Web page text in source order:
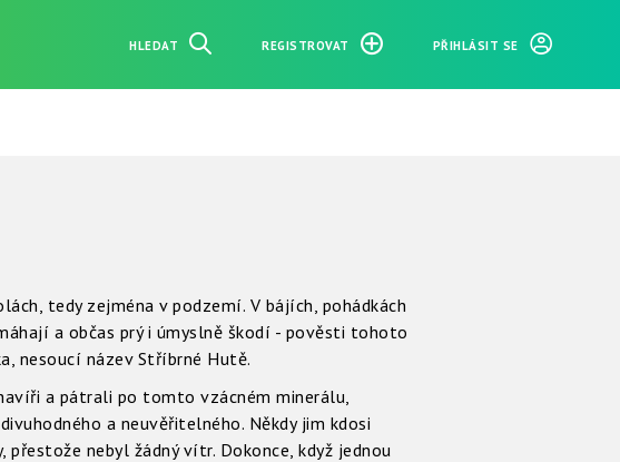
HLEDAT REGISTROVAT PŘIHLÁSIT SE
tedy zejména v podzemí. V bájích, pohádkách
a občas prý i úmyslně škodí - pověsti tohoto
nesoucí název Stříbrné Hutě.
a pátrali po tomto vzácném minerálu,
a neuvěřitelného. Někdy jim kdosi
přestože nebyl žádný vítr. Dokonce, když jednou